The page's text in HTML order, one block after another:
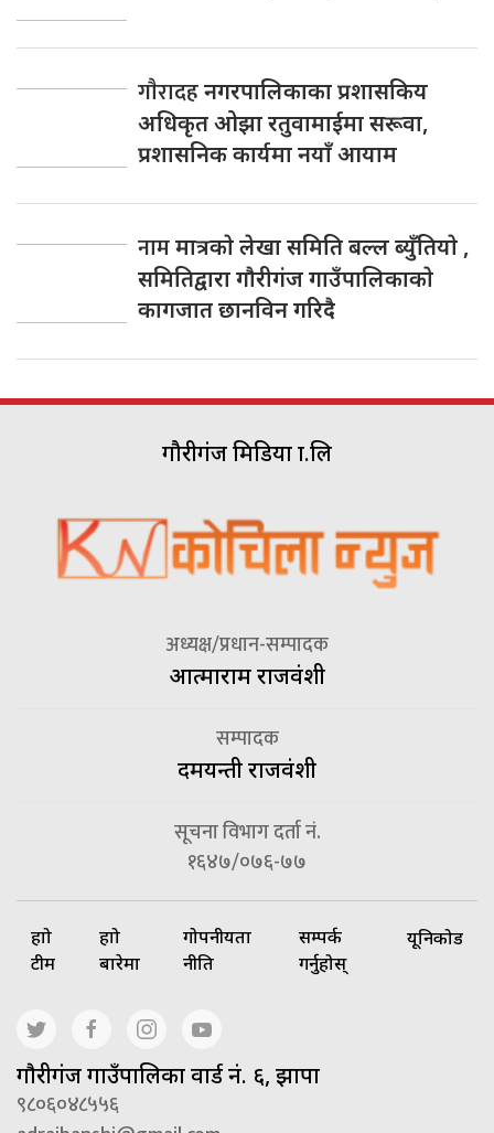
गाैरादहनगरपालिकाका प्रशासकिय
अधिकृत ओझा रतुवामाईमा सरूवा,
प्रशासनिक कार्यमा नयाँ आयाम
नाममात्रकाे लेखा समिति बल्ल ब्युँतियाे ,
समितिद्वारा गाैरीगंज गाउँपालिकाकाे
कागजात छानविन गरिदै
गौरीगंज मिडिया प्रा.लि
अध्यक्ष/प्रधान-सम्पादक
आत्माराम राजवंशी
सम्पादक
दमयन्ती राजवंशी
सूचना विभाग दर्ता नं.
१६४७/०७६-७७
हाम्रो
टीम
हाम्रो
बारेमा
गोपनीयता
नीति
सम्पर्क
गर्नुहोस्
यूनिकोड
गाैरीगंज गाउँपालिका वार्ड नं. ६, झापा
९८०६०४८५५६